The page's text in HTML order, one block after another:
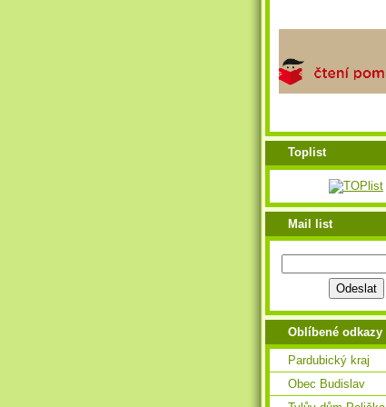
Toplist
Mail list
Oblíbené odkazy
Pardubický kraj
Obec Budislav